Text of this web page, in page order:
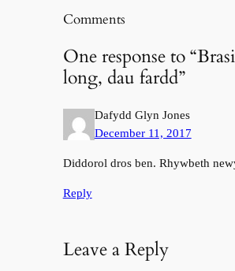
Comments
One response to
long, dau fardd”
Dafydd Glyn Jones
December 11, 2017
Diddorol dros ben. Rhywbeth
Reply
Leave a Reply